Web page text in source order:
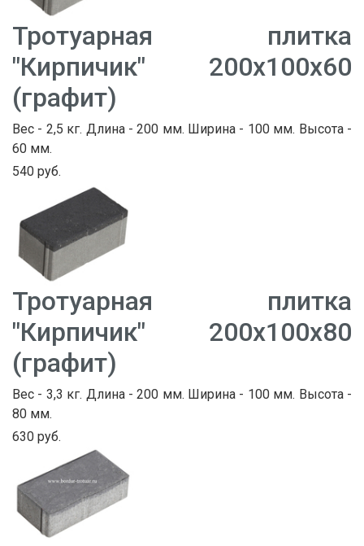
Тротуарная плитка
"Кирпичик" 200х100х60
(графит)
Вес - 2,5 кг. Длина - 200 мм. Ширина - 100 мм. Высота -
60 мм.
540 руб.
Тротуарная плитка
"Кирпичик" 200х100х80
(графит)
Вес - 3,3 кг. Длина - 200 мм. Ширина - 100 мм. Высота -
80 мм.
630 руб.